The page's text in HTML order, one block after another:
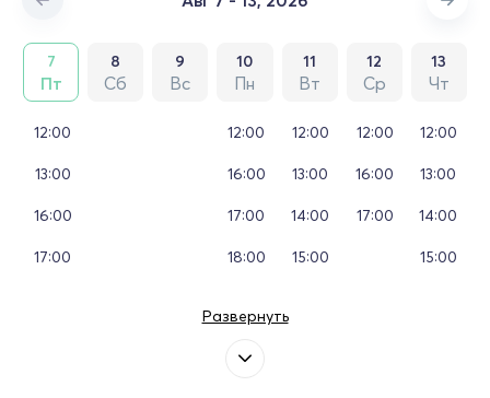
7
Пт
8
Сб
9
Вс
10
Пн
11
Вт
12
Ср
13
Чт
12:00
13:00
16:00
17:00
12:00
16:00
17:00
18:00
12:00
13:00
14:00
15:00
12:00
16:00
17:00
12:00
13:00
14:00
15:00
Развернуть